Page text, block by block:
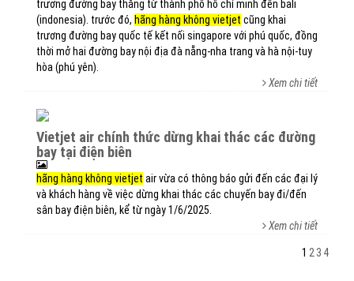
trương đường bay thẳng từ thành phố hồ chí minh đến bali
(indonesia). trước đó, hãng hàng không vietjet cũng khai
trương đường bay quốc tế kết nối singapore với phú quốc, đồng
thời mở hai đường bay nội địa đà nẵng-nha trang và hà nội-tuy
hòa (phú yên).
Xem chi tiết
vietjet air chính thức dừng khai thác các đường
bay tại điện biên
hãng hàng không vietjet air vừa có thông báo gửi đến các đại lý
và khách hàng về việc dừng khai thác các chuyến bay đi/đến
sân bay điện biên, kể từ ngày 1/6/2025.
Xem chi tiết
1 2 3 4